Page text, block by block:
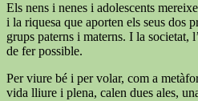
Els nens i nenes i adolescents
i la riquesa que aporten els seus dos
grups paterns i materns. I la societat,
de fer possible.
Per viure bé i per volar, com a
vida lliure i plena, calen dues ales,